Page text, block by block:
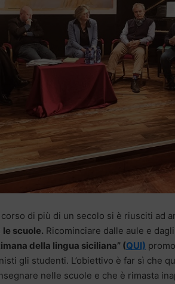
di più di un secolo si è riusciti ad
le scuole. Ricominciare dalle aule e
della lingua siciliana” (QUI)
gli studenti. L’obiettivo è far sì che
nelle scuole e che è rimasta